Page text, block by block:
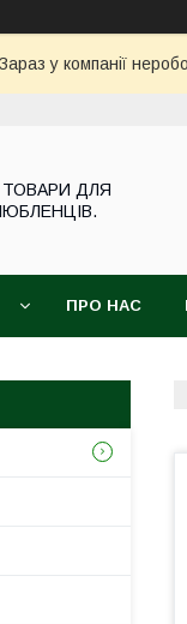
Зараз у компанії
ТОВАРИ ДЛЯ
ПРО НАС